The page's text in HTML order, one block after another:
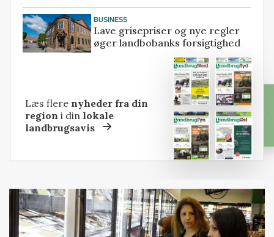
BUSINESS
Lave grisepriser og nye regler
øger landbobanks forsigtighed
Læs flere nyheder fra din
region i dinlokale
landbrugsavis